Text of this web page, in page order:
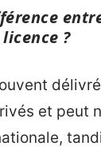
?
et peut